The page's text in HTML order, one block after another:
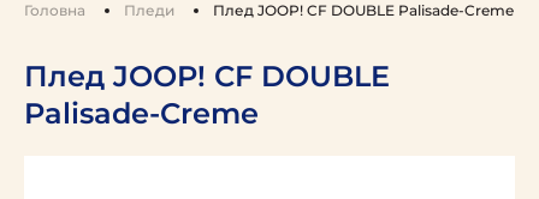
Головна Пледи Плед JOOP! CF DOUBLE Palisade-Creme
Плед JOOP! CF DOUBLE
Palisade-Creme